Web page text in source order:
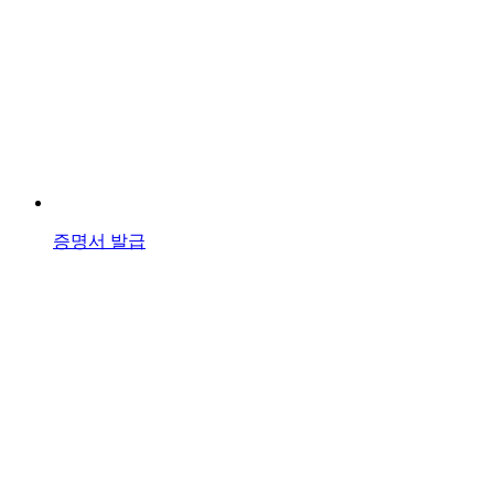
증명서 발급